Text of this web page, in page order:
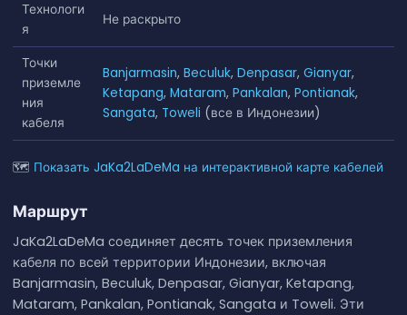
Технологи
я
Не раскрыто
Точки
приземле
ния
кабеля
Banjarmasin, Beculuk, Denpasar, Gianyar,
Ketapang, Mataram, Pankalan, Pontianak,
Sangata, Toweli (все в Индонезии)
🗺 Показать JaKa2LaDeMa на интерактивной карте кабелей
Маршрут
JaKa2LaDeMa соединяет десять точек приземления
кабеля по всей территории Индонезии, включая
Banjarmasin, Beculuk, Denpasar, Gianyar, Ketapang,
Mataram, Pankalan, Pontianak, Sangata и Toweli. Эти